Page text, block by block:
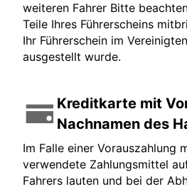
weiteren Fahrer Bitte
Teile Ihres Führerscheins
Ihr Führerschein im
ausgestellt wurde.
Kreditkarte mit
Nachnamen des
Im Falle einer Vorauszahlung
verwendete Zahlungsmittel
Fahrers lauten und bei der